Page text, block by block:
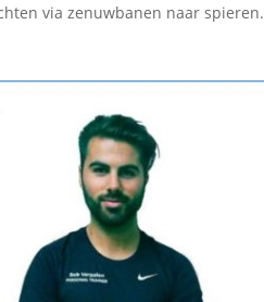
via zenuwbanen naar